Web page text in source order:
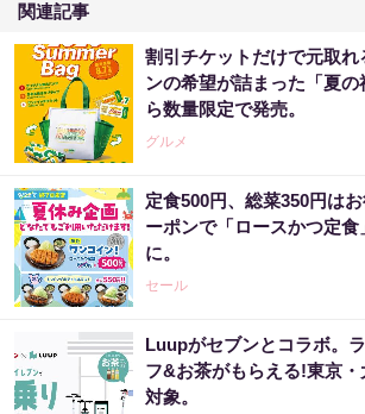
関連記事
割引チケットだけで元取
ンの希望が詰まった「夏
ら数量限定で発売。
グルメ
定食500円、総菜350円は
ーポンで「ロースかつ定
に。
セール
Luupがセブンとコラボ。
フ&お茶がもらえる!東京
対象。